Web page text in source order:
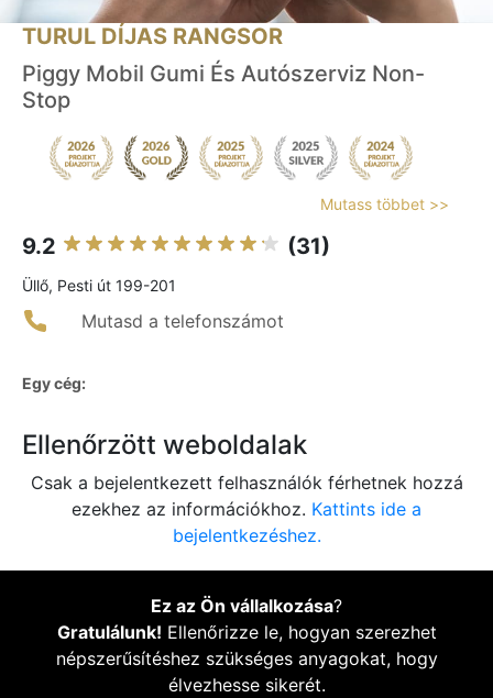
TURUL DÍJAS RANGSOR
Piggy Mobil Gumi És Autószerviz Non-
Stop
Mutass többet >>
9.2 (31)
Üllő, Pesti út 199-201
Mutasd a telefonszámot
Egy cég:
Ellenőrzött weboldalak
Csak a bejelentkezett felhasználók férhetnek hozzá
ezekhez az információkhoz. Kattints ide a
bejelentkezéshez.
Ez az Ön vállalkozása?
Gratulálunk! Ellenőrizze le, hogyan szerezhet
népszerűsítéshez szükséges anyagokat, hogy
élvezhesse sikerét.